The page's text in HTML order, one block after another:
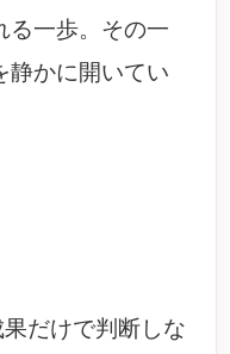
る一歩。その一
静かに開いてい
だけで判断しな